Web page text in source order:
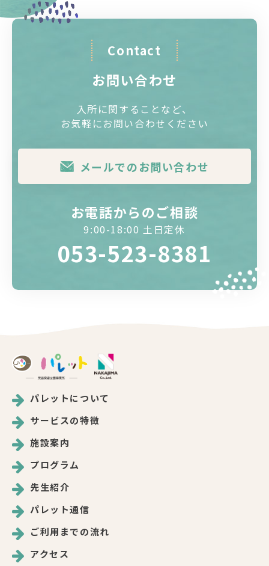
Contact
お問い合わせ
入所に関することなど、
お気軽にお問い合わせください
メールでのお問い合わせ
お電話からのご相談
9:00-18:00 土日定休
053-523-8381
パレットについて
サービスの特徴
施設案内
プログラム
先生紹介
パレット通信
ご利用までの流れ
アクセス